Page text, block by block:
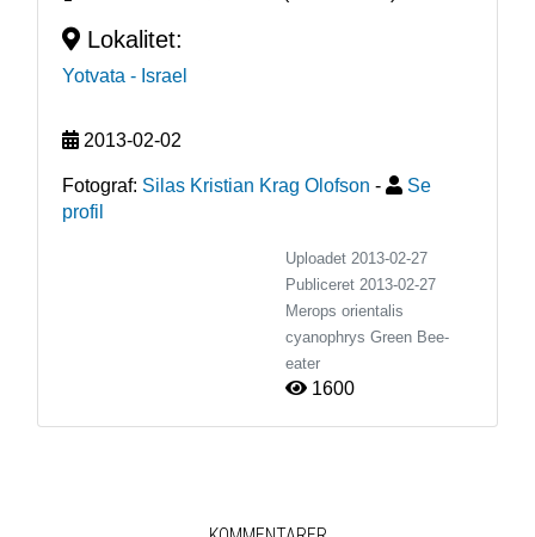
Lokalitet:
Yotvata - Israel
2013-02-02
Fotograf: Silas Kristian Krag Olofson -
Se
profil
Uploadet 2013-02-27
Publiceret 2013-02-27
Merops orientalis
cyanophrys Green Bee-
eater
1600